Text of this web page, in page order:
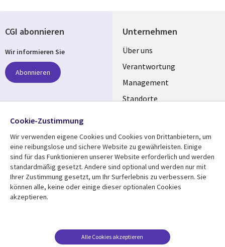
Unternehmen
Useful
links
GERMANY
Über uns
Verantwortung
Management
Standorte
Mediathek
Library
GERMANY
Aktuelles
Rechtliches
Beschwerden/Hinweise
Compliance
CGI abonnieren
Wir informieren Sie
Abonnieren
Folgen Sie uns
Social
Media
GERMANY
Cookie-Zustimmung
Wir verwenden eigene Cookies und Cookies von Drittanbietern, um
eine reibungslose und sichere Website zu gewährleisten. Einige
sind für das Funktionieren unserer Website erforderlich und werden
standardmäßig gesetzt. Andere sind optional und werden nur mit
Ihrer Zustimmung gesetzt, um Ihr Surferlebnis zu verbessern. Sie
können alle, keine oder einige dieser optionalen Cookies
akzeptieren.
Alle Cookies akzeptieren